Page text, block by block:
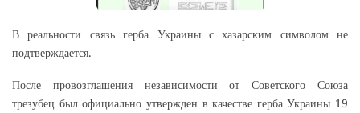
В реальности связь герба Украины с хазарским символом не
подтверждается.
После провозглашения независимости от Советского Союза
трезубец был официально утвержден в качестве герба Украины 19